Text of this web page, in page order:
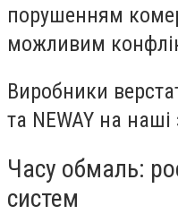
порушенням
можливим
Виробники
та NEWAY на
Часу обмаль:
систем